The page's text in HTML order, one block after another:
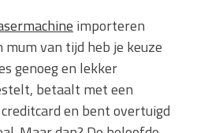
inboedel tijdelijk op!
kiezen van een
importeren
mum van tijd heb je keuze
genoeg en lekker
betaalt met een
en bent overtuigd